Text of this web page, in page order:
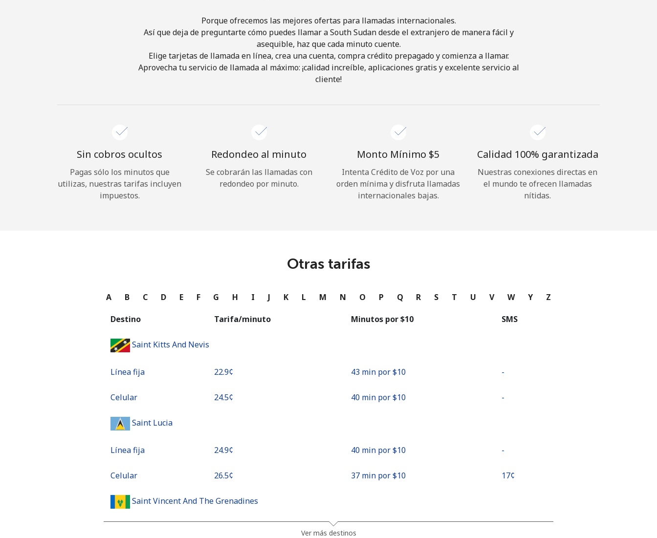
¡Hola!
¿Olvidaste tu contraseña? →
Continuar con
Porque ofrecemos las mejores ofertas para llamadas internacionales.
Así que deja de preguntarte cómo puedes llamar a South Sudan desde el extranjero de manera fácil y
asequible, haz que cada minuto cuente.
Elige tarjetas de llamada en línea, crea una cuenta, compra crédito prepagado y comienza a llamar.
Aprovecha tu servicio de llamada al máximo: ¡calidad increíble, aplicaciones gratis y excelente servicio al
cliente!
Sin cobros ocultos
Pagas sólo los minutos que
utilizas, nuestras tarifas incluyen
impuestos.
Redondeo al minuto
Se cobrarán las llamadas con
redondeo por minuto.
Monto Mínimo ⁦$5⁩
Intenta Crédito de Voz por una
orden mínima y disfruta llamadas
internacionales bajas.
Calidad 100% garantizada
Nuestras conexiones directas en
el mundo te ofrecen llamadas
nítidas.
Otras tarifas
A B C D E F G H I J K L M N O P Q R S T U V W Y Z
Destino Tarifa/minuto Minutos por ⁦$10⁩ SMS
Saint Kitts And Nevis
Línea fija ⁦22.9¢⁩ 43 min por ⁦$10⁩ -
Celular ⁦24.5¢⁩ 40 min por ⁦$10⁩ -
Saint Lucia
Línea fija ⁦24.9¢⁩ 40 min por ⁦$10⁩ -
Celular ⁦26.5¢⁩ 37 min por ⁦$10⁩ ⁦17¢⁩
Saint Vincent And The Grenadines
Ver más destinos